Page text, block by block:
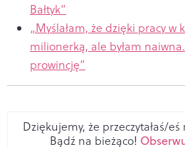
Bałtyk”
„Myślałam, że dzięki pracy w
milionerką, ale byłam
prowincję”
Dziękujemy, że przeczytałaś/
Bądź na bieżąco!